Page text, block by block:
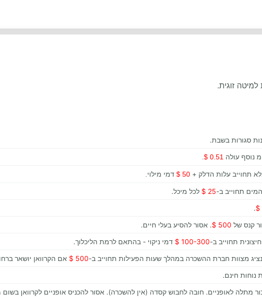
זוגית.
סגורות בשבת.
נוסף עולה 0.51 $
תחוייב עלות הדלק + 50 $ דמי מילוי
תחוייב ב-25 $
לכל מיכל.
.
קנס של 500 $
. אסור להסיע בעלי חיים.
תחוייב ב-100-300 $
דמי ניקוי - בהתאם לרמת הליכלוך.
מצוות חברת ההשכרה במהלך שעות הפעילות תחוייב ב-500 $
אם הקרוואן יושאר